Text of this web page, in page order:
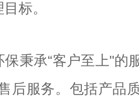
标。
保秉承“客户至上"的
后服务。包括产品